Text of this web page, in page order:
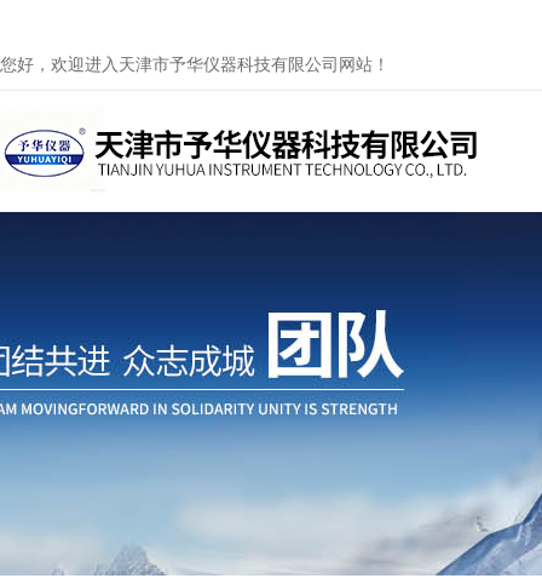
您好，欢迎进入天津市予华仪器科技有限公司网站！